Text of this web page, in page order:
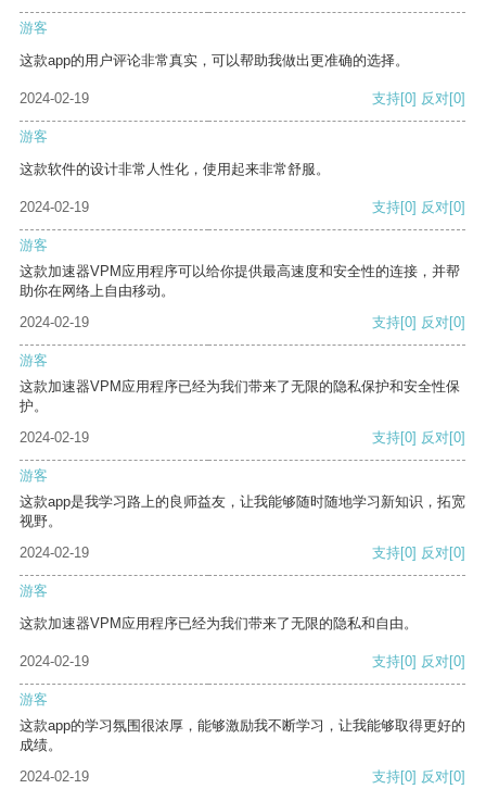
游客
这款app的用户评论非常真实，可以帮助我做出更准确的选择。
2024-02-19 支持[0] 反对[0]
游客
这款软件的设计非常人性化，使用起来非常舒服。
2024-02-19 支持[0] 反对[0]
游客
这款加速器VPM应用程序可以给你提供最高速度和安全性的连接，并帮
助你在网络上自由移动。
2024-02-19
支持[0] 反对[0]
游客
这款加速器VPM应用程序已经为我们带来了无限的隐私保护和安全性保
护。
2024-02-19
支持[0] 反对[0]
游客
这款app是我学习路上的良师益友，让我能够随时随地学习新知识，拓宽
视野。
2024-02-19
支持[0] 反对[0]
游客
这款加速器VPM应用程序已经为我们带来了无限的隐私和自由。
2024-02-19 支持[0] 反对[0]
游客
这款app的学习氛围很浓厚，能够激励我不断学习，让我能够取得更好的
成绩。
2024-02-19
支持[0] 反对[0]